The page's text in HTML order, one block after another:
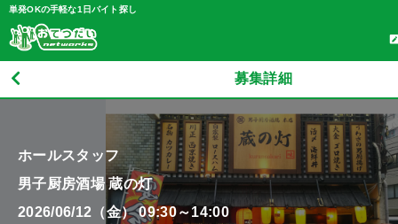
単発OKの手軽な1日バイト探し
募集詳細
ホールスタッフ
男子厨房酒場 蔵の灯
2026/06/12（金） 09:30～14:00